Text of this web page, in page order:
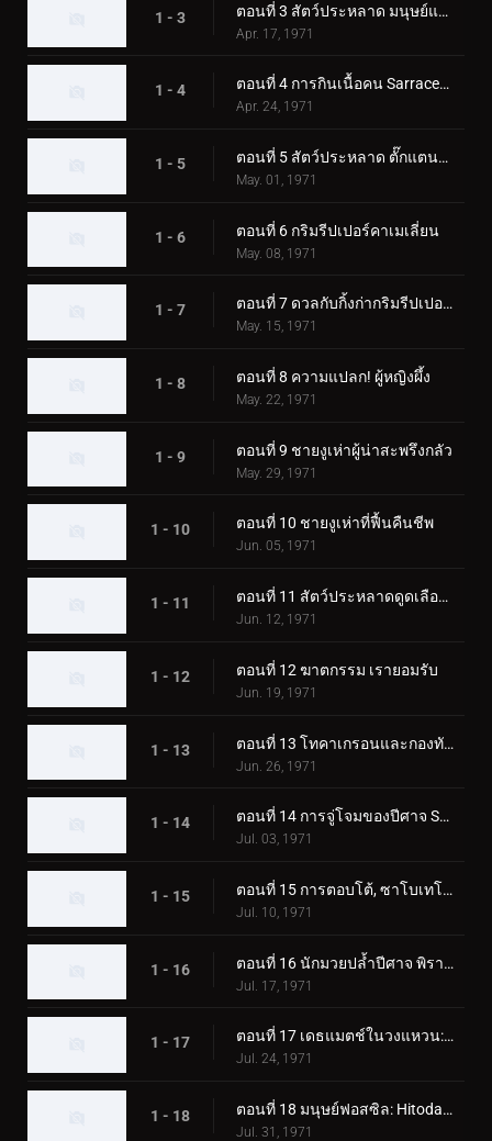
1 - 3 ตอนที่ 3 สัตว์ประหลาด มนุษย์แมงป่อง
Apr. 17, 1971
1 - 4 ตอนที่ 4 การกินเนื้อคน Sarracenian
Apr. 24, 1971
1 - 5 ตอนที่ 5 สัตว์ประหลาด ตั๊กแตนตำข้าว
May. 01, 1971
1 - 6 ตอนที่ 6 กริมรีปเปอร์คาเมเลี่ยน
May. 08, 1971
1 - 7 ตอนที่ 7 ดวลกับกิ้งก่ากริมรีปเปอร์! ความประทับใจในงานมหกรรมโลก
May. 15, 1971
1 - 8 ตอนที่ 8 ความแปลก! ผู้หญิงผึ้ง
May. 22, 1971
1 - 9 ตอนที่ 9 ชายงูเห่าผู้น่าสะพรึงกลัว
May. 29, 1971
1 - 10 ตอนที่ 10 ชายงูเห่าที่ฟื้นคืนชีพ
Jun. 05, 1971
1 - 11 ตอนที่ 11 สัตว์ประหลาดดูดเลือด เกบาคอนดอร์
Jun. 12, 1971
1 - 12 ตอนที่ 12 ฆาตกรรม เรายอมรับ
Jun. 19, 1971
1 - 13 ตอนที่ 13 โทคาเกรอนและกองทัพมอนสเตอร์ตัวใหญ่
Jun. 26, 1971
1 - 14 ตอนที่ 14 การจู่โจมของปีศาจ Sabotegron
Jul. 03, 1971
1 - 15 ตอนที่ 15 การตอบโต้, ซาโบเทโกรน
Jul. 10, 1971
1 - 16 ตอนที่ 16 นักมวยปล้ำปีศาจ พิราซอรัส
Jul. 17, 1971
1 - 17 ตอนที่ 17 เดธแมตช์ในวงแหวน: พ่ายแพ้! พิราซอรัส
Jul. 24, 1971
1 - 18 ตอนที่ 18 มนุษย์ฟอสซิล: Hitodanger
Jul. 31, 1971